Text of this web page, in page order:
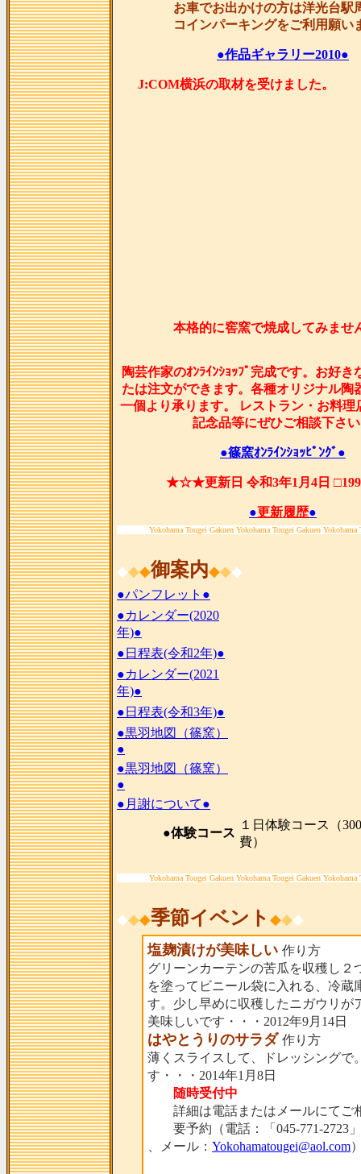
お車でお出かけの方は洋光台駅
コインパーキングをご利用願い
●作品ギャラリー2010●
J:COM横浜の取材を受け
本格的に窖窯で焼成してみませ
陶芸作家のｵﾝﾗｲﾝｼｮｯﾌﾟ完成です。お好き
たは注文ができます。各種オリジナル陶
一個より承ります。 レストラン・お料理
記念品等にぜひご相談下さ
●篠窯ｵﾝﾗｲﾝｼｮｯﾋﾟﾝｸﾞ●
★☆★更新日 令和3年1月4日
●更新履歴●
Yokohama Tougei Gakuen Yokohama Tougei Gakuen
◆◆◆御案内◆◆◆
●パンフレット●
●カレンダー(2020
年)●
●日程表(令和2年)●
●カレンダー(2021
年)●
●日程表(令和3年)●
●黒羽地図（篠窯）
●
●黒羽地図（篠窯）
●
●月謝について●
●体験コース
１日体験コース（
費）
Yokohama Tougei Gakuen Yokohama Tougei Gakuen
◆◆◆季節イベント ◆◆◆
塩麹漬けが美味しい 作り方
グリーンカーテンの苦瓜を収穫し
を塗ってビニール袋に入れる、冷
す。少し早めに収穫したニガウリが
美味しいです・・・2012年9月14日
はやとうりのサラダ 作り方
薄くスライスして、ドレッシングで
す・・・2014年1月8日
随時受付中
詳細は電話またはメールにてご
要予約（電話：「045-771-2723」
、メール： Yokohamatougei@aol.com